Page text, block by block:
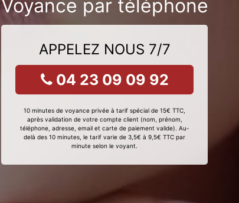
Voyance par téléphone
APPELEZ NOUS 7/7
04 23 09 09 92
10 minutes de voyance privée à tarif spécial de 15€ TTC,
après validation de votre compte client (nom, prénom,
téléphone, adresse, email et carte de paiement valide). Au-
delà des 10 minutes, le tarif varie de 3,5€ à 9,5€ TTC par
minute selon le voyant.